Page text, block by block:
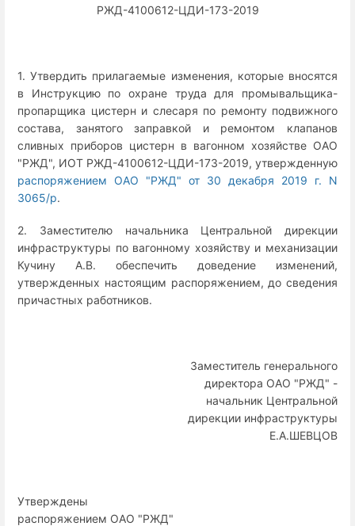
РЖД-4100612-ЦДИ-173-2019
1. Утвердить прилагаемые изменения, которые вносятся
в Инструкцию по охране труда для промывальщика-
пропарщика цистерн и слесаря по ремонту подвижного
состава, занятого заправкой и ремонтом клапанов
сливных приборов цистерн в вагонном хозяйстве ОАО
"РЖД", ИОТ РЖД-4100612-ЦДИ-173-2019, утвержденную
распоряжением ОАО "РЖД" от 30 декабря 2019 г. N
3065/р.
2. Заместителю начальника Центральной дирекции
инфраструктуры по вагонному хозяйству и механизации
Кучину А.В. обеспечить доведение изменений,
утвержденных настоящим распоряжением, до сведения
причастных работников.
Заместитель генерального
директора ОАО "РЖД" -
начальник Центральной
дирекции инфраструктуры
Е.А.ШЕВЦОВ
Утверждены
распоряжением ОАО "РЖД"